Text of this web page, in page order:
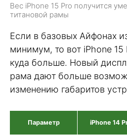
Вес iPhone 15 Pro получится
титановой рамы
Если в базовых Айфонах
минимум, то вот iPhone 15
куда больше. Новый
рама дают больше
изменению габаритов
Параметр iPhone 14